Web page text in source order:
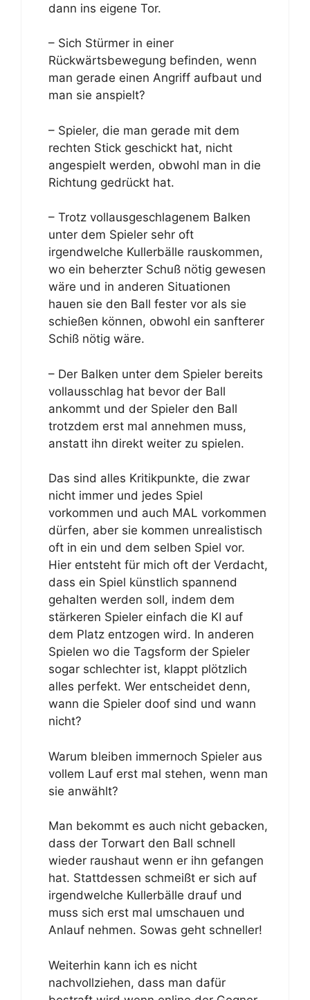
dann ins eigene Tor.
– Sich Stürmer in einer
Rückwärtsbewegung befinden, wenn
man gerade einen Angriff aufbaut und
man sie anspielt?
– Spieler, die man gerade mit dem
rechten Stick geschickt hat, nicht
angespielt werden, obwohl man in die
Richtung gedrückt hat.
– Trotz vollausgeschlagenem Balken
unter dem Spieler sehr oft
irgendwelche Kullerbälle rauskommen,
wo ein beherzter Schuß nötig gewesen
wäre und in anderen Situationen
hauen sie den Ball fester vor als sie
schießen können, obwohl ein sanfterer
Schiß nötig wäre.
– Der Balken unter dem Spieler bereits
vollausschlag hat bevor der Ball
ankommt und der Spieler den Ball
trotzdem erst mal annehmen muss,
anstatt ihn direkt weiter zu spielen.
Das sind alles Kritikpunkte, die zwar
nicht immer und jedes Spiel
vorkommen und auch MAL vorkommen
dürfen, aber sie kommen unrealistisch
oft in ein und dem selben Spiel vor.
Hier entsteht für mich oft der Verdacht,
dass ein Spiel künstlich spannend
gehalten werden soll, indem dem
stärkeren Spieler einfach die KI auf
dem Platz entzogen wird. In anderen
Spielen wo die Tagsform der Spieler
sogar schlechter ist, klappt plötzlich
alles perfekt. Wer entscheidet denn,
wann die Spieler doof sind und wann
nicht?
Warum bleiben immernoch Spieler aus
vollem Lauf erst mal stehen, wenn man
sie anwählt?
Man bekommt es auch nicht gebacken,
dass der Torwart den Ball schnell
wieder raushaut wenn er ihn gefangen
hat. Stattdessen schmeißt er sich auf
irgendwelche Kullerbälle drauf und
muss sich erst mal umschauen und
Anlauf nehmen. Sowas geht schneller!
Weiterhin kann ich es nicht
nachvollziehen, dass man dafür